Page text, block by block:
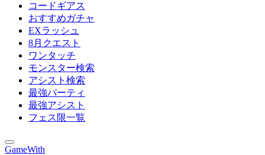
コードギアス
おすすめガチャ
EXラッシュ
8月クエスト
ワンタッチ
モンスター検索
アシスト検索
最強パーティ
最強アシスト
フェス限一覧
GameWith